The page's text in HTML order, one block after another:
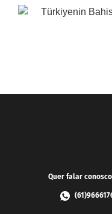
Quer falar